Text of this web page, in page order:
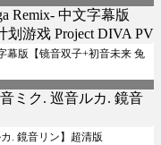
幕版【镜音双子+初音未来 兔
. 鏡音リン】超清版